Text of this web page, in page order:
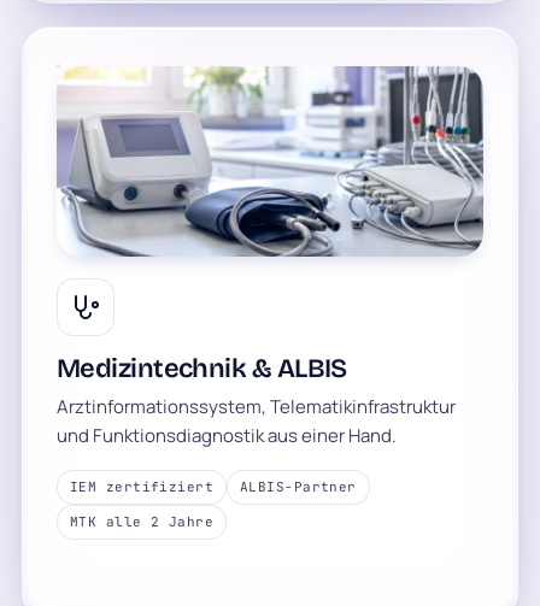
Medizintechnik & ALBIS
Arztinformationssystem, Telematikinfrastruktur
und Funktionsdiagnostik aus einer Hand.
IEM zertifiziert ALBIS-Partner
MTK alle 2 Jahre